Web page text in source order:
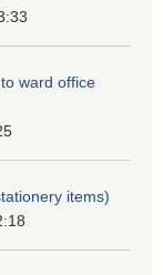
ward office
items)